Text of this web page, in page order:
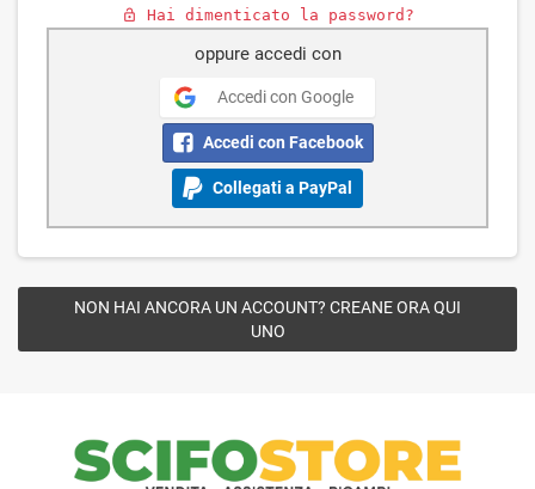
lock_open Hai dimenticato la password?
oppure accedi con
Accedi con Google
Accedi con Facebook
Collegati a PayPal
NON HAI ANCORA UN ACCOUNT? CREANE ORA QUI
UNO